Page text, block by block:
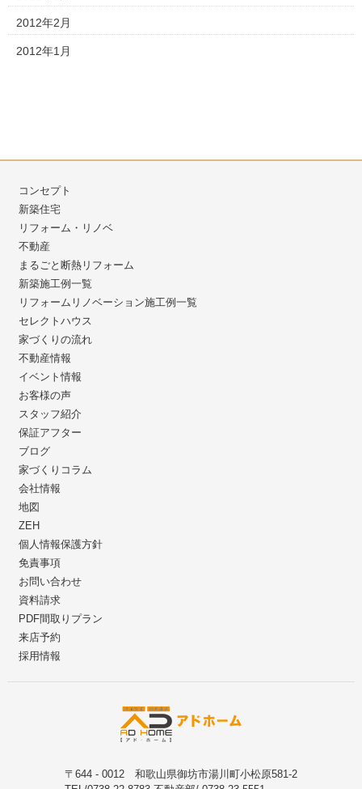
2012年2月
2012年1月
コンセプト
新築住宅
リフォーム・リノベ
不動産
まるごと断熱リフォーム
新築施工例一覧
リフォームリノベーション施工例一覧
セレクトハウス
家づくりの流れ
不動産情報
イベント情報
お客様の声
スタッフ紹介
保証アフター
ブログ
家づくりコラム
会社情報
地図
ZEH
個人情報保護方針
免責事項
お問い合わせ
資料請求
PDF間取りプラン
来店予約
採用情報
〒644 - 0012 和歌山県御坊市湯川町小松原581-2